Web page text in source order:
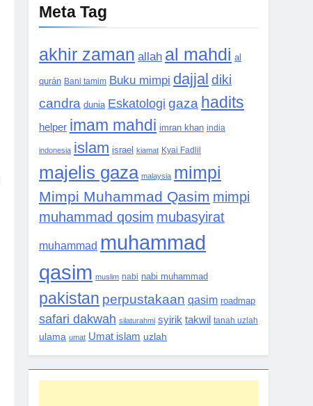
Meta Tag
akhir zaman allah al mahdi al
qurán Bani tamim Buku mimpi dajjal diki
candra dunia Eskatologi gaza hadits
helper imam mahdi imran khan india
indonesia islam israel kiamat Kyai Fadlil
majelis gaza malaysia mimpi
Mimpi Muhammad Qasim mimpi
muhammad qosim mubasyirat
muhammad muhammad
qasim muslim nabi nabi muhammad
pakistan perpustakaan qasim roadmap
safari dakwah silaturahmi syirik takwil tanah uzlah
ulama umat Umat islam uzlah